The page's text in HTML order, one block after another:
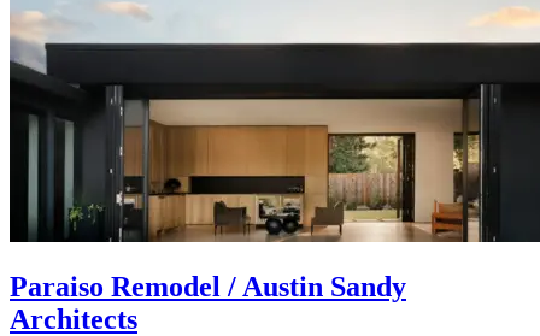
Paraiso Remodel / Austin Sandy
Architects